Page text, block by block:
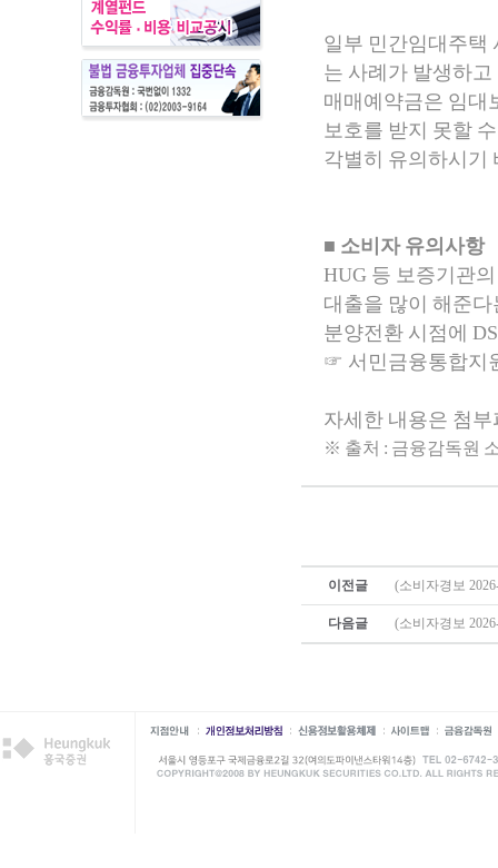
일부 민간임대주택
는 사례가 발생하
매매예약금은 임대
보호를 받지 못할
각별히 유의하시기
■ 소비자 유의사항
HUG 등 보증기관
대출을 많이 해준
분양전환 시점에
☞ 서민금융통합지
자세한 내용은 첨
※ 출처 : 금융감독원
이전글 (소비자경보
다음글 (소비자경보